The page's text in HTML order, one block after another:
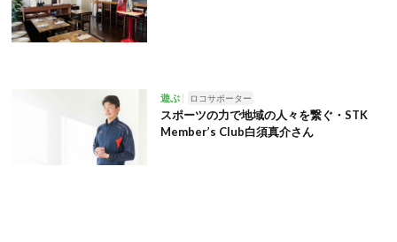
遊ぶ ロコサポーター
スポーツの力で地域の人々を繋ぐ・STK
Member’s Club白須真介さん